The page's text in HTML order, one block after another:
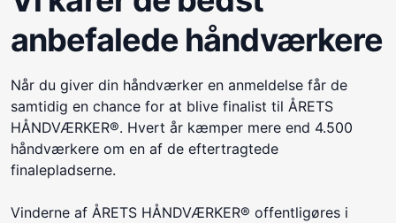
anbefalede håndværkere
Når du giver din håndværker en anmeldelse får de
samtidig en chance for at blive finalist til ÅRETS
HÅNDVÆRKER®. Hvert år kæmper mere end 4.500
håndværkere om en af de eftertragtede
finalepladserne.
Vinderne af ÅRETS HÅNDVÆRKER® offentligøres i